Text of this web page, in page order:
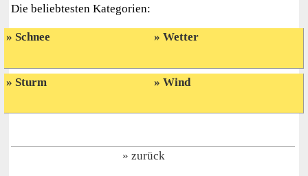
Die beliebtesten Kategorien:
Schnee
Sturm
Wetter
Wind
zurück